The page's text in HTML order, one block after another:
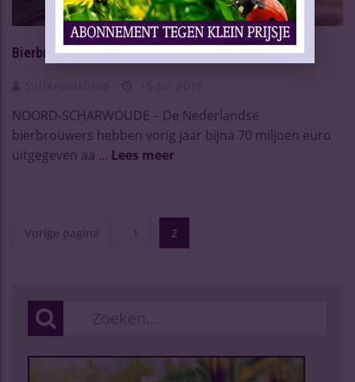
Bierbrouwers zien heil in reclames
NOORD-SCHARWOUDE – De Nederlandse
bierbrouwers hebben vorig jaar bijna 70 miljoen euro
uitgegeven aa ... Lees meer
Vorige pagina 1 2